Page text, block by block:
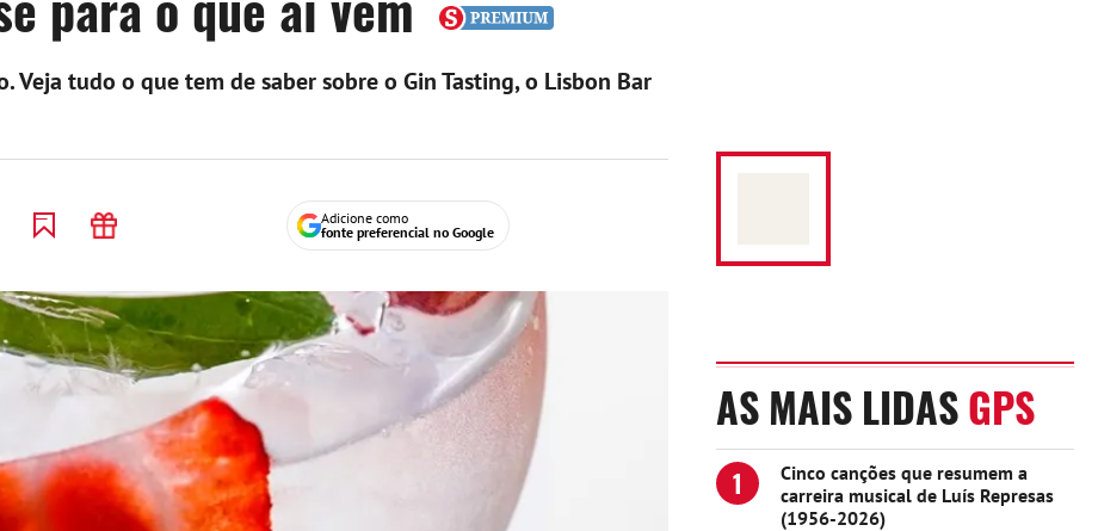
Veja tudo o que tem de saber sobre o Gin Tasting, o Lisbon Bar
AS MAIS LIDASGPS
1
Cinco canções que resumem a
carreira musical de Luís Represas
(1956-2026)
Adicione como
fonte preferencial no Google